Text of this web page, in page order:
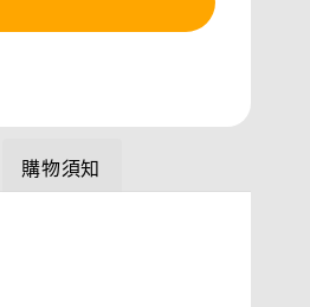
購物須知